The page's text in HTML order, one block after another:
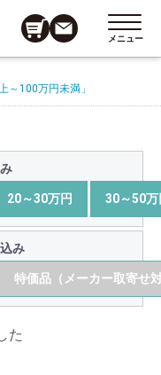
メニュー
～100万円未満」
20～30万円 30～50万
み
特価品（メーカー取寄せ
た